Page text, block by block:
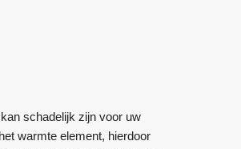
schadelijk zijn voor uw
warmte element, hierdoor